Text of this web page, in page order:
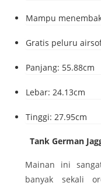
Mampu
Gratis peluru
Panjang: 55.88cm
Lebar: 24.13cm
Tinggi: 27.95cm
Tank German
Mainan ini
banyak sekali